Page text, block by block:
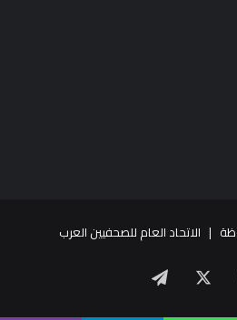
| الاتحاد العام للصحفيين العرب
تيلقرام